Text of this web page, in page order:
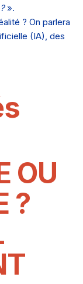
».
? On parlera
(IA), des
OU
?